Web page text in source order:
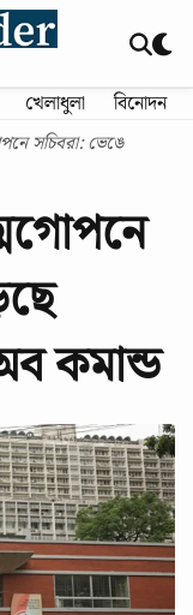
খেলাধুলা বিনোদন
সচিবরা: ভেঙে
কমান্ড